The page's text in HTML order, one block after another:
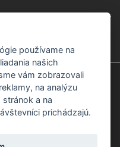
Bystrica Mpark
používame na
našich
vám zobrazovali
na analýzu
a na
prichádzajú.